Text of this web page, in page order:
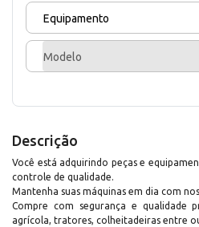
Equipamento
Modelo
Descrição
Você está adquirindo peças e
controle de qualidade.
Mantenha suas máquinas em dia com
Compre com segurança e qualidade
agrícola, tratores, colheitadeiras entre